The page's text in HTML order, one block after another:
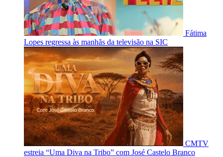
Fátima
Lopes regressa às manhãs da televisão na SIC
CMTV
estreia “Uma Diva na Tribo” com José Castelo Branco